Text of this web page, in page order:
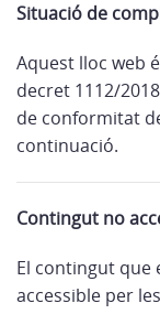
Situació de
Aquest lloc web
decret 1112/
de conformitat
continuació.
Contingut no
El contingut que
accessible per